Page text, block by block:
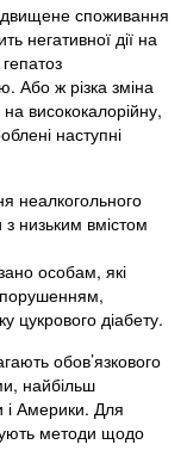
споживання
негативної дії на
Або ж різка зміна
на висококалорійну,
наступні
неалкогольного
з низьким вмістом
особам, які
цукрового діабету.
обов’язкового
найбільш
і Америки. Для
методи щодо